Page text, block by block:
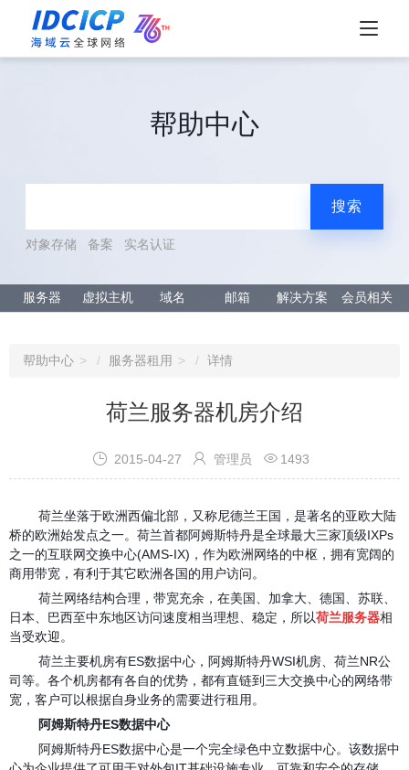
帮助中心
搜索
对象存储 备案 实名认证
服务器 虚拟主机 域名 邮箱 解决方案 会员相关
帮助中心 服务器租用 详情
荷兰服务器机房介绍
 2015-04-27  管理员  1493
荷兰坐落于欧洲西偏北部，又称尼德兰王国，是著名的亚欧大陆
桥的欧洲始发点之一。荷兰首都阿姆斯特丹是全球最大三家顶级IXPs
之一的互联网交换中心(AMS-IX)，作为欧洲网络的中枢，拥有宽阔的
商用带宽，有利于其它欧洲各国的用户访问。
荷兰网络结构合理，带宽充余，在美国、加拿大、德国、苏联、
日本、巴西至中东地区访问速度相当理想、稳定，所以荷兰服务器相
当受欢迎。
荷兰主要机房有ES数据中心，阿姆斯特丹WSI机房、荷兰NR公
司等。各个机房都有各自的优势，都有直链到三大交换中心的网络带
宽，客户可以根据自身业务的需要进行租用。
阿姆斯特丹ES数据中心
阿姆斯特丹ES数据中心是一个完全绿色中立数据中心。该数据中